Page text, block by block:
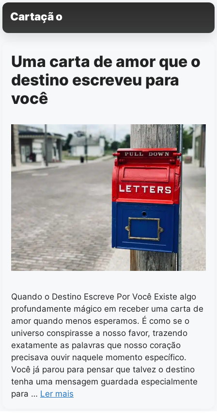
Pular
para
o
Cartaçã o
Uma carta de amor que o
destino escreveu para
você
Quando o Destino Escreve Por Você Existe algo
profundamente mágico em receber uma carta de
amor quando menos esperamos. É como se o
universo conspirasse a nosso favor, trazendo
exatamente as palavras que nosso coração
precisava ouvir naquele momento específico.
Você já parou para pensar que talvez o destino
tenha uma mensagem guardada especialmente
para … Ler mais